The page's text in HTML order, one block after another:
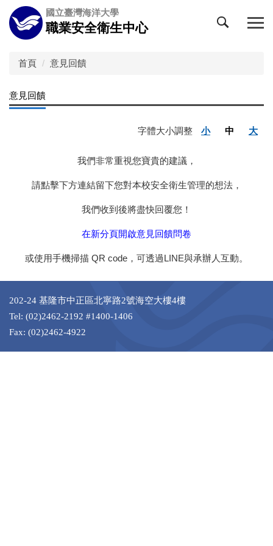
跳
到
主
區
國立臺灣海洋大學
職業安全衛生中心
首頁 意見回饋
意見回饋
字體大小調整 小 中 大
我們非常重視您寶貴的建議，
請點擊下方連結留下您對本校安全衛生管理的想法，
我們收到後將盡快回覆您！
在新分頁開啟意見回饋問卷
或使用手機掃描 QR code，可透過LINE與承辦人互動。
202-24 基隆市中正區北寧路2號海空大樓4樓
Tel: (02)2462-2192 #1400-1406
Fax: (02)2462-4922